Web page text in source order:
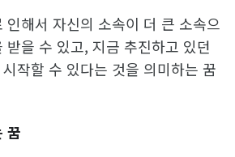
인해서 자신의 소속이 더 큰 소속으
받을 수 있고, 지금 추진하고 있던
작할 수 있다는 것을 의미하는 꿈
꿈